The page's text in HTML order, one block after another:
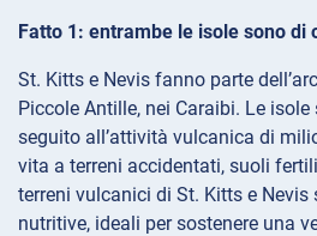
Fatto 1: entrambe le isole sono di
St. Kitts e Nevis fanno parte
Piccole Antille, nei Caraibi. Le
seguito all’attività vulcanica di
vita a terreni accidentati, suoli
terreni vulcanici di St. Kitts e
nutritive, ideali per sostenere una